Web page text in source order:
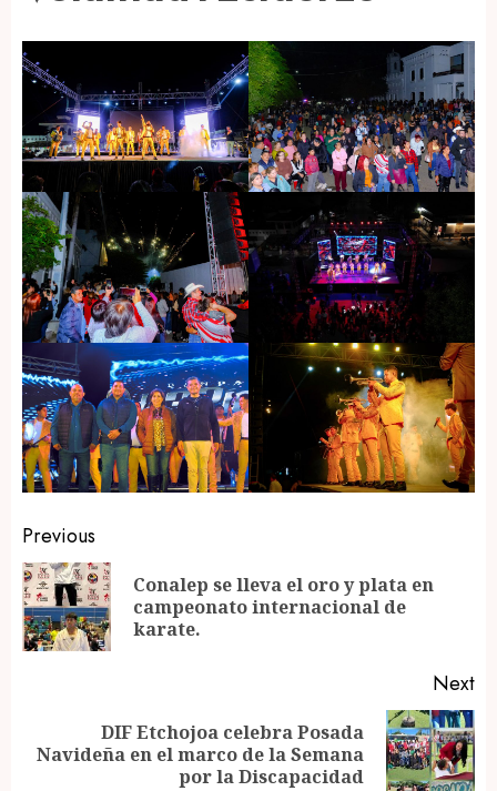
Post
navigation
Previous
Conalep se lleva el oro y plata en
campeonato internacional de
karate.
Next
Next
DIF Etchojoa celebra Posada
Navideña en el marco de la Semana
por la Discapacidad